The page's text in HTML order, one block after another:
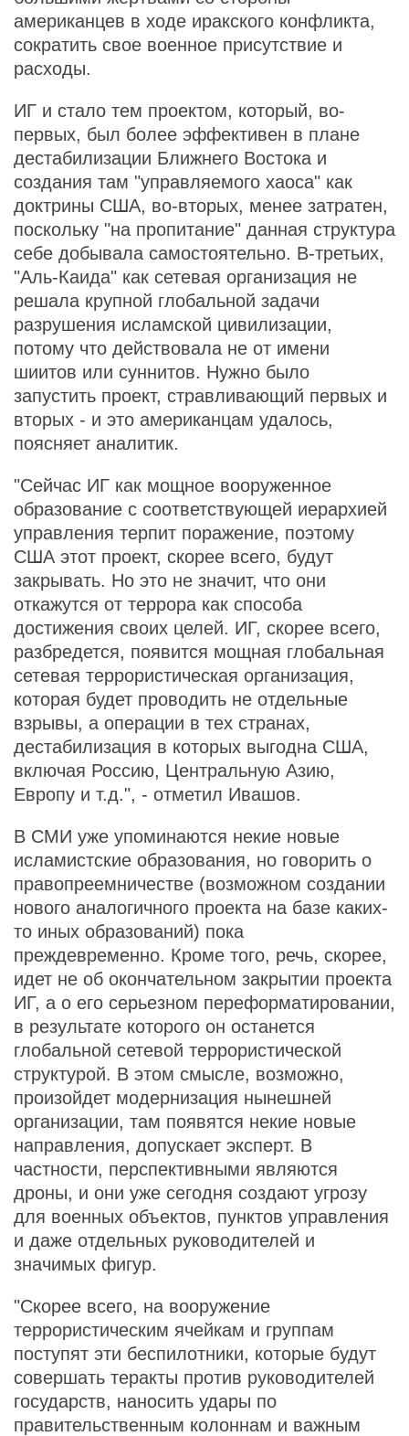
американцев в ходе иракского конфликта,
сократить свое военное присутствие и
расходы.
ИГ и стало тем проектом, который, во-
первых, был более эффективен в плане
дестабилизации Ближнего Востока и
создания там "управляемого хаоса" как
доктрины США, во-вторых, менее затратен,
поскольку "на пропитание" данная структура
себе добывала самостоятельно. В-третьих,
"Аль-Каида" как сетевая организация не
решала крупной глобальной задачи
разрушения исламской цивилизации,
потому что действовала не от имени
шиитов или суннитов. Нужно было
запустить проект, стравливающий первых и
вторых - и это американцам удалось,
поясняет аналитик.
"Сейчас ИГ как мощное вооруженное
образование с соответствующей иерархией
управления терпит поражение, поэтому
США этот проект, скорее всего, будут
закрывать. Но это не значит, что они
откажутся от террора как способа
достижения своих целей. ИГ, скорее всего,
разбредется, появится мощная глобальная
сетевая террористическая организация,
которая будет проводить не отдельные
взрывы, а операции в тех странах,
дестабилизация в которых выгодна США,
включая Россию, Центральную Азию,
Европу и т.д.", - отметил Ивашов.
В СМИ уже упоминаются некие новые
исламистские образования, но говорить о
правопреемничестве (возможном создании
нового аналогичного проекта на базе каких-
то иных образований) пока
преждевременно. Кроме того, речь, скорее,
идет не об окончательном закрытии проекта
ИГ, а о его серьезном переформатировании,
в результате которого он останется
глобальной сетевой террористической
структурой. В этом смысле, возможно,
произойдет модернизация нынешней
организации, там появятся некие новые
направления, допускает эксперт. В
частности, перспективными являются
дроны, и они уже сегодня создают угрозу
для военных объектов, пунктов управления
и даже отдельных руководителей и
значимых фигур.
"Скорее всего, на вооружение
террористическим ячейкам и группам
поступят эти беспилотники, которые будут
совершать теракты против руководителей
государств, наносить удары по
правительственным колоннам и важным